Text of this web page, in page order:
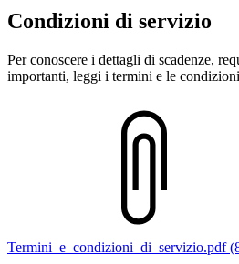
Condizioni di servizio
Per conoscere i dettagli di scadenze,
importanti, leggi i termini e le
Termini_e_condizioni_di_servizio.pdf